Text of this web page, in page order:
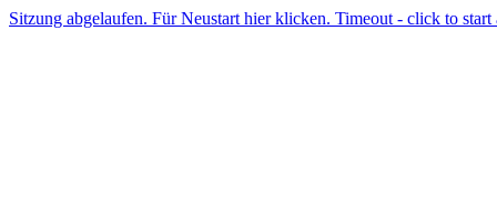
Sitzung abgelaufen. Für Neustart hier klicken. Timeout - click to start